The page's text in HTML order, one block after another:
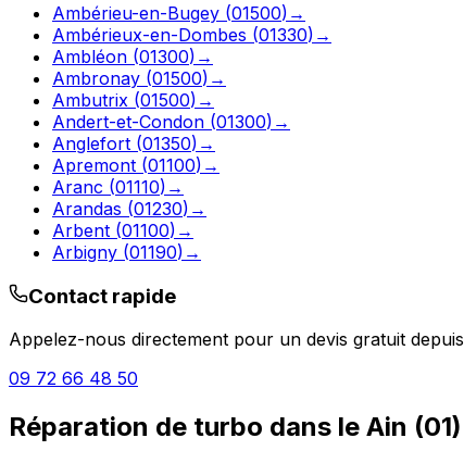
Ambérieu-en-Bugey (01500) →
Ambérieux-en-Dombes (01330) →
Ambléon (01300) →
Ambronay (01500) →
Ambutrix (01500) →
Andert-et-Condon (01300) →
Anglefort (01350) →
Apremont (01100) →
Aranc (01110) →
Arandas (01230) →
Arbent (01100) →
Arbigny (01190) →
Contact rapide
Appelez-nous directement pour un devis gratuit depuis
09 72 66 48 50
Réparation de turbo dans le Ain (01)